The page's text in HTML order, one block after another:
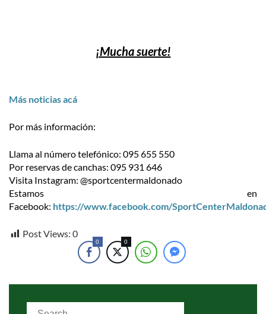
¡Mucha suerte!
Más noticias acá
Por más información:
Llama al número telefónico: 095 655 550
Por reservas de canchas: 095 931 646
Visita Instagram: @sportcentermaldonado
Estamos en
Facebook: https://www.facebook.com/
Post Views: 0
0 0
Search